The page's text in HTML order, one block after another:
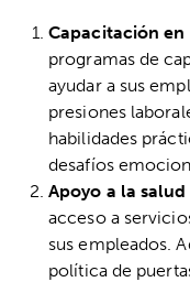
Capacitación en
programas de
ayudar a sus
presiones
habilidades
desafíos
Apoyo a la
acceso a
sus empleados.
política de